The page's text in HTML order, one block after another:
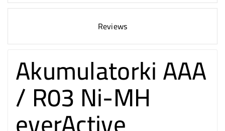
Reviews
Akumulatorki AAA
/ R03 Ni-MH